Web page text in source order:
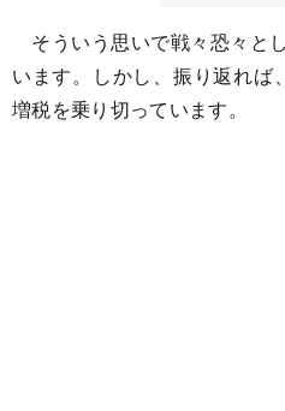
そういう思いで戦々恐々と
います。しかし、振り返れ
増税を乗り切っています。